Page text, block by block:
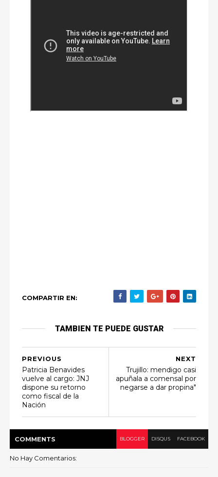
COMPARTIR EN:
TAMBIEN TE PUEDE GUSTAR
NEXT
Trujillo: mendigo casi
apuñala a comensal por
negarse a dar propina"
PREVIOUS
Patricia Benavides
vuelve al cargo: JNJ
dispone su retorno
como fiscal de la
Nación
COMMENTS BLOGGER DISQUS FACEBOOK
No Hay Comentarios: